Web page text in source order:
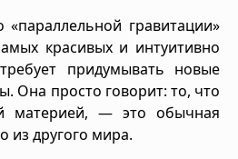
гравитации»
красивых и интуитивно
придумывать новые
Она просто говорит: то, что
материей, — это обычная
из другого мира.